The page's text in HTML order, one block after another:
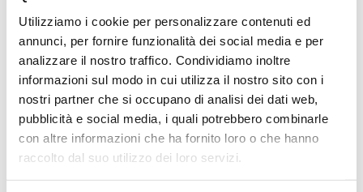
Utilizziamo i cookie per personalizzare contenuti ed
annunci, per fornire funzionalità dei social media e per
analizzare il nostro traffico. Condividiamo inoltre
informazioni sul modo in cui utilizza il nostro sito con i
nostri partner che si occupano di analisi dei dati web,
pubblicità e social media, i quali potrebbero combinarle
con altre informazioni che ha fornito loro o che hanno
raccolto dal suo utilizzo dei loro servizi.